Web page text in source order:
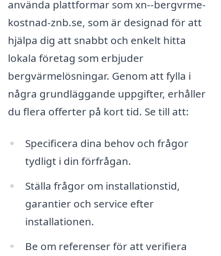
använda plattformar som xn--bergvrme-
kostnad-znb.se, som är designad för att
hjälpa dig att snabbt och enkelt hitta
lokala företag som erbjuder
bergvärmelösningar. Genom att fylla i
några grundläggande uppgifter, erhåller
du flera offerter på kort tid. Se till att:
Specificera dina behov och frågor
tydligt i din förfrågan.
Ställa frågor om installationstid,
garantier och service efter
installationen.
Be om referenser för att verifiera